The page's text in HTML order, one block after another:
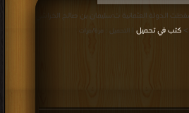
الدولة العثمانية ت:سليمان بن صالح الخراشي
كتب في تحميل | التحميل : مرة/مرات